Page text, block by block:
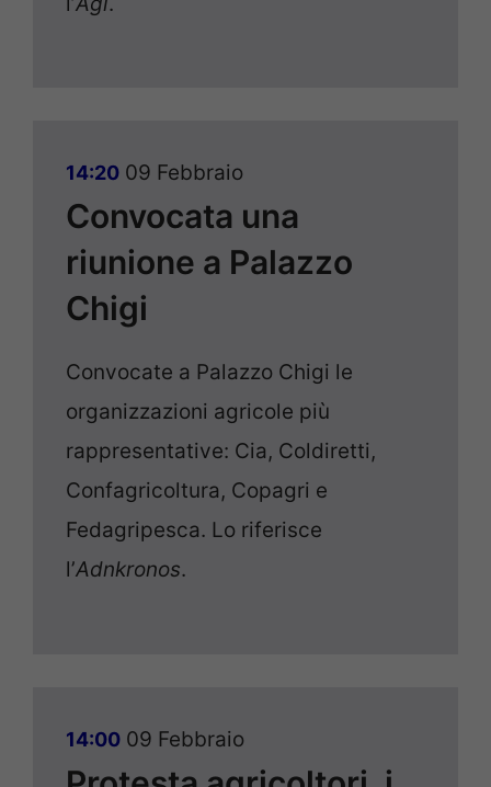
14:20 09 Febbraio
Convocata una
riunione a Palazzo
Chigi
Convocate a Palazzo Chigi le
organizzazioni agricole più
rappresentative: Cia, Coldiretti,
Confagricoltura, Copagri e
Fedagripesca. Lo riferisce
l’Adnkronos.
14:00 09 Febbraio